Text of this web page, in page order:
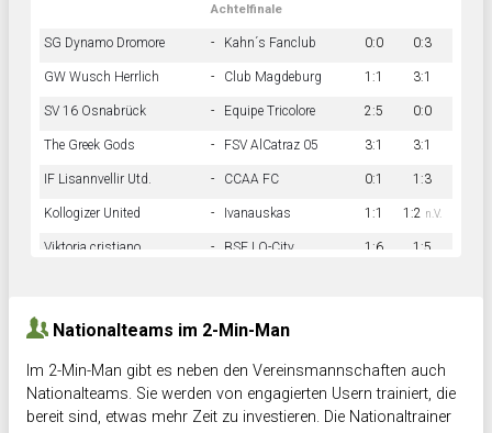
Achtelfinale
SG Dynamo Dromore - Kahn´s Fanclub 0:0 0:3
GW Wusch Herrlich - Club Magdeburg 1:1 3:1
SV 16 Osnabrück - Equipe Tricolore 2:5 0:0
The Greek Gods - FSV AlCatraz 05 3:1 3:1
IF Lisannvellir Utd. - CCAA FC 0:1 1:3
Kollogizer United - Ivanauskas 1:1 1:2 n.V.
Viktoria cristiano - BSF LO-City 1:6 1:5
Nationalteams im 2-Min-Man
Im 2-Min-Man gibt es neben den Vereinsmannschaften auch
Nationalteams. Sie werden von engagierten Usern trainiert, die
bereit sind, etwas mehr Zeit zu investieren. Die Nationaltrainer